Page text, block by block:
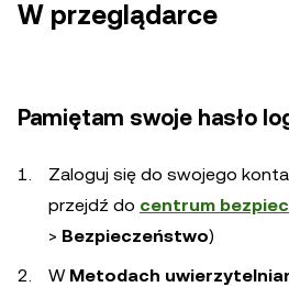
W przeglądarce
Pamiętam swoje hasło
Zaloguj się do swojego
przejdź do centrum
> Bezpieczeństwo)
W Metodach